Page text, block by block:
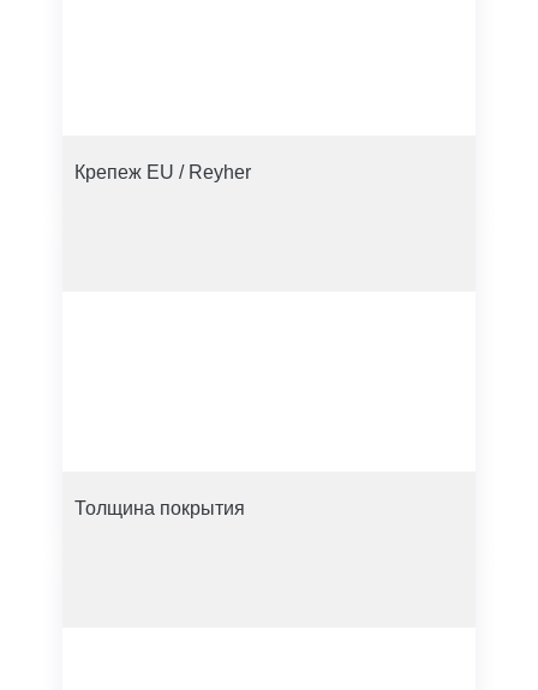
Крепеж EU / Reyher
Толщина покрытия